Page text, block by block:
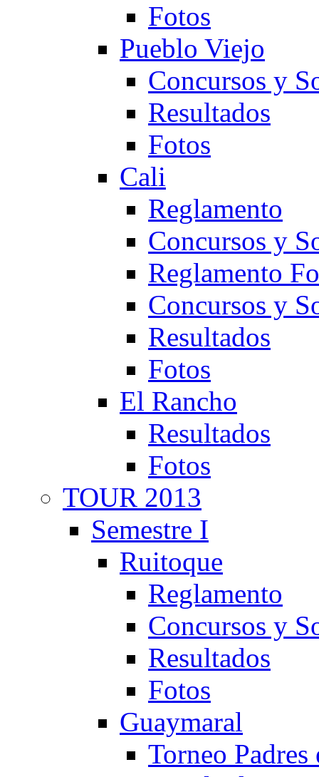
Fotos
Pueblo Viejo
Concursos y
Resultados
Fotos
Cali
Reglamento
Concursos y
Reglamento
Concursos y
Resultados
Fotos
El Rancho
Resultados
Fotos
TOUR 2013
Semestre I
Ruitoque
Reglamento
Concursos y
Resultados
Fotos
Guaymaral
Torneo